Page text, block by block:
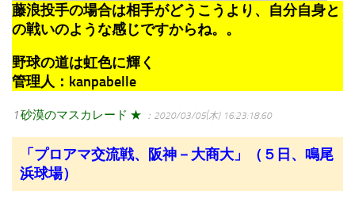
藤浪投手の場合は相手がどうこうより、自分自身と
の戦いのような感じですからね。。
野球の道は虹色に輝く
管理人：kanpabelle
1砂漠のマスカレード ★ ：2020/03/05(木) 16:23:18.60
「プロアマ交流戦、阪神－大商大」（５日、鳴尾
浜球場）